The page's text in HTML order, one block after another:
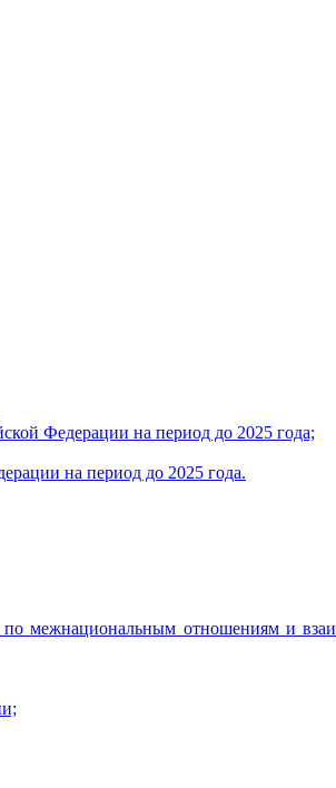
Федерации на период до 2025 года;
на период до 2025 года.
по межнациональным отношениям и